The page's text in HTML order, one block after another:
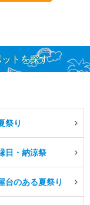
トを探す
祭り
日・納涼祭
台のある夏祭り